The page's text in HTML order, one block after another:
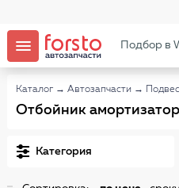
Подбор в
Каталог → Автозапчасти →
Отбойник
Категория